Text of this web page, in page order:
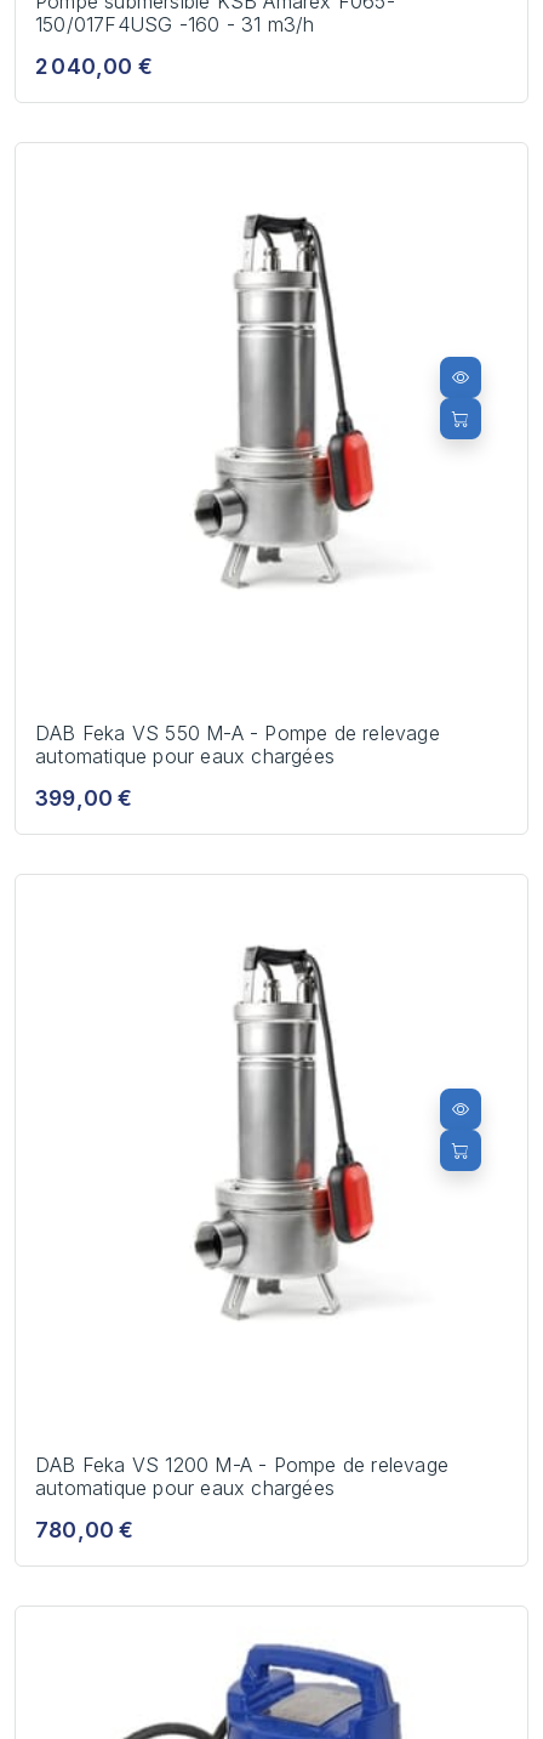
150/017F4USG -160 - 31 m3/h
2 040,00 €
DAB Feka VS 550 M-A - Pompe de relevage
automatique pour eaux chargées
399,00 €
DAB Feka VS 1200 M-A - Pompe de relevage
automatique pour eaux chargées
780,00 €